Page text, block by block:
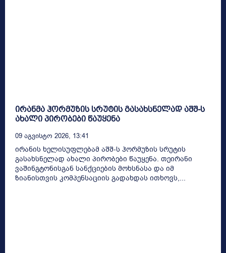
ირანმა ჰორმუზის სრუტის გასახსნელად აშშ-ს
ახალი პირობები წაუყენა
09 Აგვისტო 2026, 13:41
ირანის ხელისუფლებამ აშშ-ს ჰორმუზის სრუტის
გასახსნელად ახალი პირობები წაუყენა. თეირანი
ვაშინგტონისგან სანქციების მოხსნასა და იმ
ზიანისთვის კომპენსაციის გადახდას ითხოვს,...